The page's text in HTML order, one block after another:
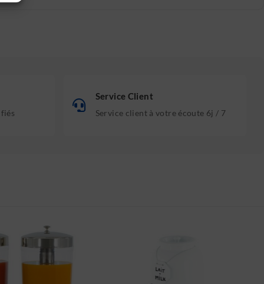
Service Client
Service client à votre écoute 6j / 7